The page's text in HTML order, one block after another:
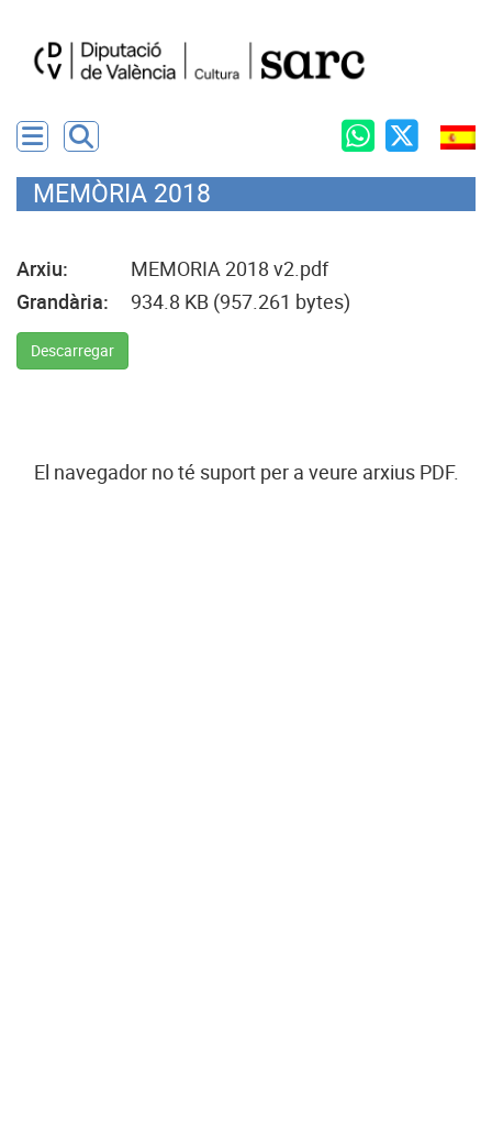
MEMÒRIA 2018
Arxiu:
MEMORIA 2018 v2.pdf
Grandària:
934.8 KB (957.261 bytes)
Descarregar
El navegador no té suport per a veure arxius PDF.